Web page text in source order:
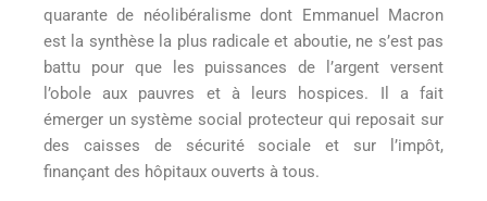
quarante de néolibéralisme dont Emmanuel Macron
est la synthèse la plus radicale et aboutie, ne s’est pas
battu pour que les puissances de l’argent versent
l’obole aux pauvres et à leurs hospices. Il a fait
émerger un système social protecteur qui reposait sur
des caisses de sécurité sociale et sur l’impôt,
finançant des hôpitaux ouverts à tous.